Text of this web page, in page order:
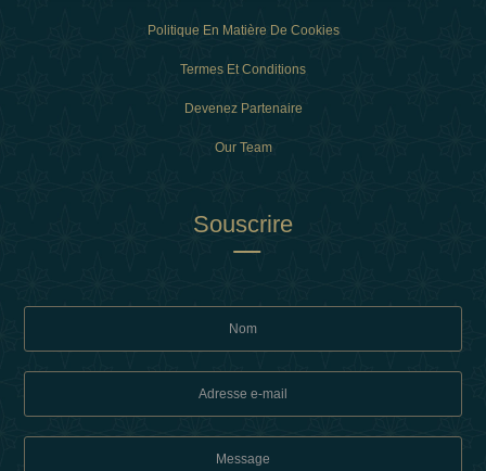
Politique En Matière De Cookies
Termes Et Conditions
Devenez Partenaire
Our Team
Souscrire